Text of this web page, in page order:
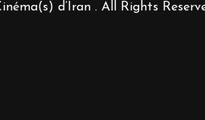
d’Iran . All Rights